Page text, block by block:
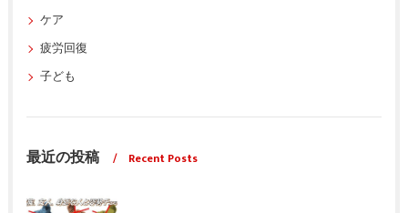
ケア
疲労回復
子ども
最近の投稿 Recent Posts